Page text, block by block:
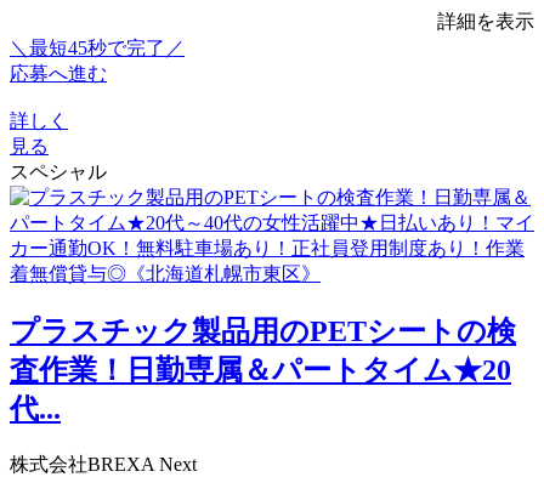
詳細を表示
＼最短45秒で完了／
応募へ進む
詳しく
見る
スペシャル
プラスチック製品用のPETシートの検
査作業！日勤専属＆パートタイム★20
代...
株式会社BREXA Next